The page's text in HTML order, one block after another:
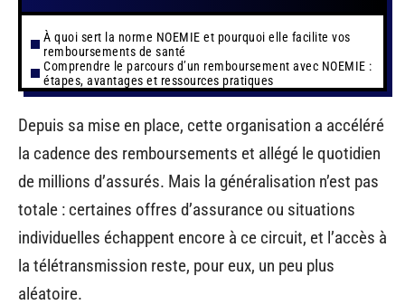
À quoi sert la norme NOEMIE et pourquoi elle facilite vos
remboursements de santé
Comprendre le parcours d’un remboursement avec NOEMIE :
étapes, avantages et ressources pratiques
Depuis sa mise en place, cette organisation a accéléré
la cadence des remboursements et allégé le quotidien
de millions d’assurés. Mais la généralisation n’est pas
totale : certaines offres d’assurance ou situations
individuelles échappent encore à ce circuit, et l’accès à
la télétransmission reste, pour eux, un peu plus
aléatoire.